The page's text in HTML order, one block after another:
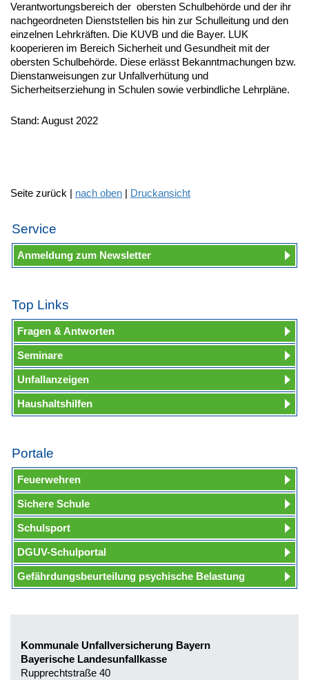
Verantwortungsbereich der obersten Schulbehörde und der ihr
nachgeordneten Dienststellen bis hin zur Schulleitung und den
einzelnen Lehrkräften. Die KUVB und die Bayer. LUK
kooperieren im Bereich Sicherheit und Gesundheit mit der
obersten Schulbehörde. Diese erlässt Bekanntmachungen bzw.
Dienstanweisungen zur Unfallverhütung und
Sicherheitserziehung in Schulen sowie verbindliche Lehrpläne.
Stand: August 2022
Seite zurück | nach oben | Druckansicht
Service
Anmeldung zum Newsletter
Top Links
Fragen & Antworten
Seminare
Unfallanzeigen
Haushaltshilfen
Portale
Feuerwehren
Sichere Schule
Schulsport
DGUV-Schulportal
Gefährdungsbeurteilung psychische Belastung
Kommunale Unfallversicherung Bayern
Bayerische Landesunfallkasse
Rupprechtstraße 40